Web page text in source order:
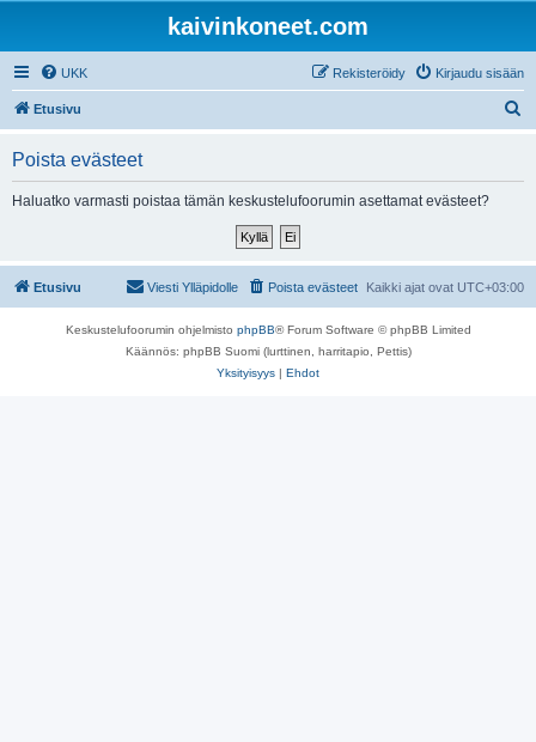
kaivinkoneet.com
UKK Kirjaudu sisään
Rekisteröidy
Etusivu
Poista evästeet
Haluatko varmasti poistaa tämän keskustelufoorumin asettamat evästeet?
Etusivu Kaikki ajat ovat UTC+03:00
Poista evästeet
Viesti Ylläpidolle
Keskustelufoorumin ohjelmisto phpBB® Forum Software © phpBB Limited
Käännös: phpBB Suomi (lurttinen, harritapio, Pettis)
Yksityisyys | Ehdot